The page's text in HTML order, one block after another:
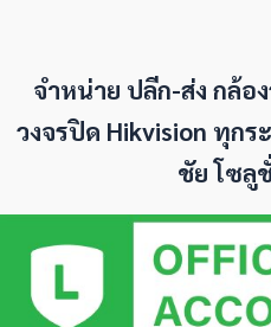
จำหน่าย ปลีก-ส่ง กล้อ
วงจรปิด Hikvision ทุกร
ชัย โซลู